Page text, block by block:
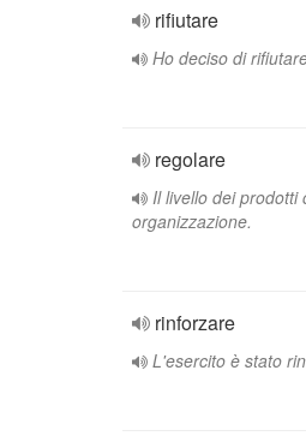
rifiutare
Ho deciso di
regolare
Il livello dei prodotti
organizzazione.
rinforzare
L'esercito è stato